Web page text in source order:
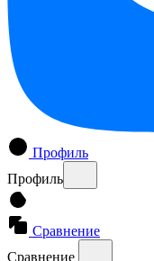
Профиль
Профиль
Сравнение
Сравнение